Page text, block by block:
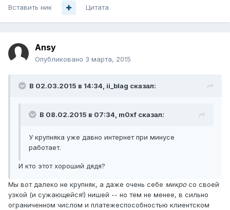
Вставить ник Цитата
Ansy
Опубликовано 3 марта, 2015
В 02.03.2015 в 14:34, ii_blag сказал:
В 08.02.2015 в 07:34, m0xf сказал:
У крупняка уже давно интернет при минусе
работает.
И кто этот хороший дядя?
Мы вот далеко не крупняк, а даже очень себе микросо своей
узкой (и сужающейся!) нишей -- но тем не менее, в сильно
ограниченном числом и платежеспособностью клиентском